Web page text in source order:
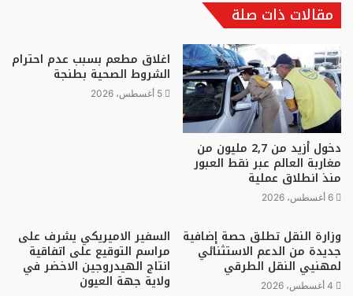
مقالات ذات صلة
دخول أزيد من 2,7 مليون من
مغاربة العالم عبر نقط العبور
منذ انطلاق عملية
6 أغسطس، 2026
اغلاق مطعم بسبب عدم احترام
الشروط الصحية بطنجة
5 أغسطس، 2026
وزارة النقل تطلق حصة إضافية
جديدة من الدعم الاستثنائي
لمهنيي النقل الطرقي
4 أغسطس، 2026
السفير الاميريكي يشرف على
مراسم التوقيع على اتفاقية
انتاج الهيدروجين الاخضر في
ولاية جهة العيون